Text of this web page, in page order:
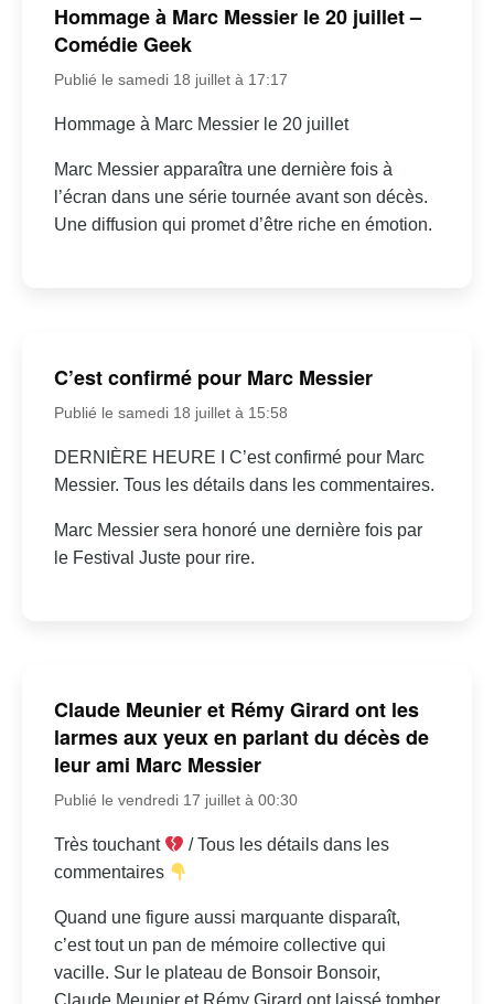
Hommage à Marc Messier le 20 juillet –
Comédie Geek
Publié le samedi 18 juillet à 17:17
Hommage à Marc Messier le 20 juillet
Marc Messier apparaîtra une dernière fois à
l’écran dans une série tournée avant son décès.
Une diffusion qui promet d’être riche en émotion.
C’est confirmé pour Marc Messier
Publié le samedi 18 juillet à 15:58
DERNIÈRE HEURE I C’est confirmé pour Marc
Messier. Tous les détails dans les commentaires.
Marc Messier sera honoré une dernière fois par
le Festival Juste pour rire.
Claude Meunier et Rémy Girard ont les
larmes aux yeux en parlant du décès de
leur ami Marc Messier
Publié le vendredi 17 juillet à 00:30
Très touchant
/ Tous les détails dans les
commentaires
Quand une figure aussi marquante disparaît,
c’est tout un pan de mémoire collective qui
vacille. Sur le plateau de Bonsoir Bonsoir,